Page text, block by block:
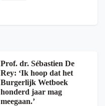
Prof. dr. Sébastien De
Rey: ‘Ik hoop dat het
Burgerlijk Wetboek
honderd jaar mag
meegaan.’